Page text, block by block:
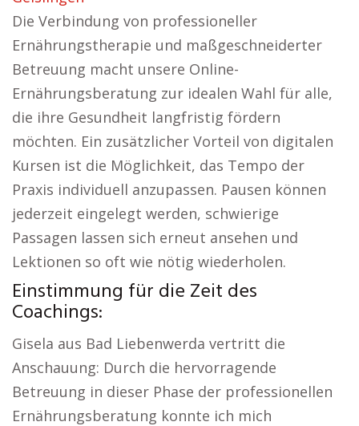
Die Verbindung von professioneller
Ernährungstherapie und maßgeschneiderter
Betreuung macht unsere Online-
Ernährungsberatung zur idealen Wahl für alle,
die ihre Gesundheit langfristig fördern
möchten. Ein zusätzlicher Vorteil von digitalen
Kursen ist die Möglichkeit, das Tempo der
Praxis individuell anzupassen. Pausen können
jederzeit eingelegt werden, schwierige
Passagen lassen sich erneut ansehen und
Lektionen so oft wie nötig wiederholen.
Einstimmung für die Zeit des
Coachings:
Gisela aus Bad Liebenwerda vertritt die
Anschauung: Durch die hervorragende
Betreuung in dieser Phase der professionellen
Ernährungsberatung konnte ich mich